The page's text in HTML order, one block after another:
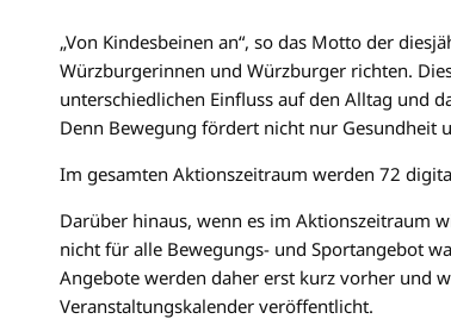
„Von Kindesbeinen an“, so das Motto der
Würzburgerinnen und Würzburger richten.
unterschiedlichen Einfluss auf den Alltag und
Denn Bewegung fördert nicht nur Gesundheit
Im gesamten Aktionszeitraum werden 72
Darüber hinaus, wenn es im Aktionszeitraum
nicht für alle Bewegungs- und Sportangebot
Angebote werden daher erst kurz vorher und
Veranstaltungskalender veröffentlicht.